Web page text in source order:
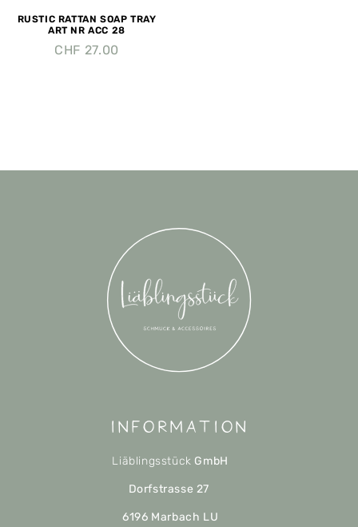
RUSTIC RATTAN SOAP TRAY
ART NR ACC 28
CHF 27.00
Information
Liäblingsstück GmbH
Dorfstrasse 27
6196 Marbach LU